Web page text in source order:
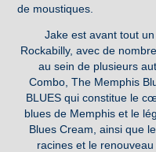
de moustiques.
Jake est avant tout
Rockabilly, avec de
au sein de plusieurs
Combo, The Memphis
BLUES qui constitue le
blues de Memphis et le
Blues Cream, ainsi que
racines et le